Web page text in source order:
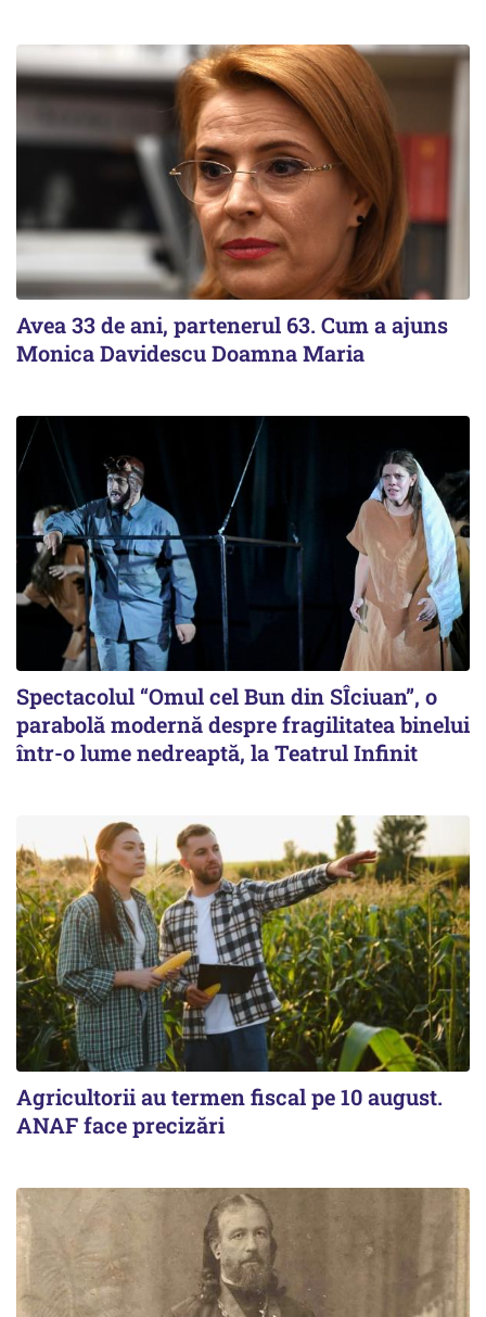
Avea 33 de ani, partenerul 63. Cum a ajuns
Monica Davidescu Doamna Maria
Spectacolul “Omul cel Bun din SÎciuan”, o
parabolă modernă despre fragilitatea binelui
într-o lume nedreaptă, la Teatrul Infinit
Agricultorii au termen fiscal pe 10 august.
ANAF face precizări